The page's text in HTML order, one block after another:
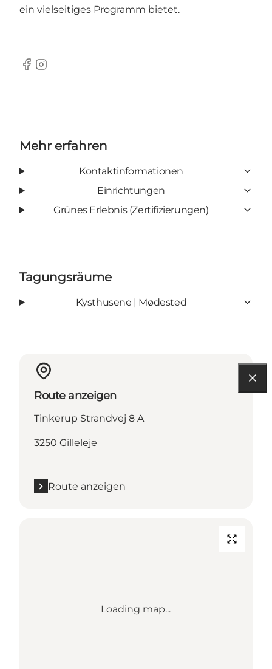
ein vielseitiges Programm bietet.
Facebook
Instagram
Mehr erfahren
Kontaktinformationen
Einrichtungen
Grünes Erlebnis (Zertifizierungen)
Tagungsräume
Kysthusene | Mødested
Route anzeigen
Tinkerup Strandvej 8 A
3250 Gilleleje
Route anzeigen
Loading map...